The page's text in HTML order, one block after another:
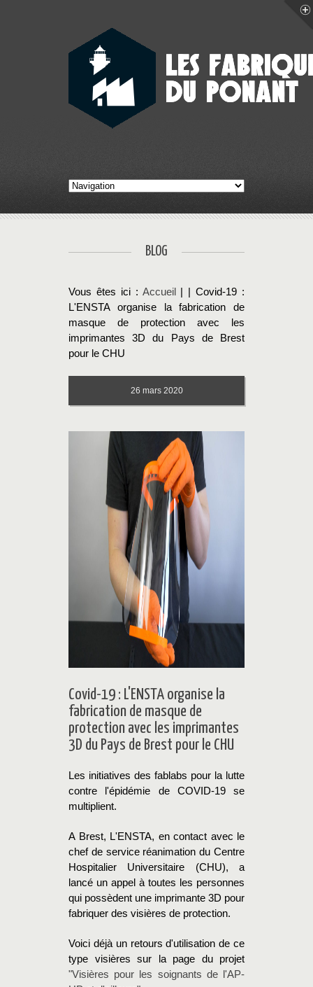
BLOG
Vous êtes ici : Accueil
| | Covid-19 :
L'ENSTA organise la fabrication de
masque de protection avec les
imprimantes 3D du Pays de Brest
pour le CHU
26 mars 2020
Covid-19 : L'ENSTA organise la
fabrication de masque de
protection avec les imprimantes
3D du Pays de Brest pour le CHU
Les initiatives des fablabs pour la lutte
contre l'épidémie de COVID-19 se
multiplient.
A Brest, L'ENSTA, en contact avec le
chef de service réanimation du Centre
Hospitalier Universitaire (CHU), a
lancé un appel à toutes les personnes
qui possèdent une imprimante 3D pour
fabriquer des visières de protection.
Voici déjà un retours d'utilisation de ce
type visières sur la page du projet
"Visières pour les soignants de l'AP-